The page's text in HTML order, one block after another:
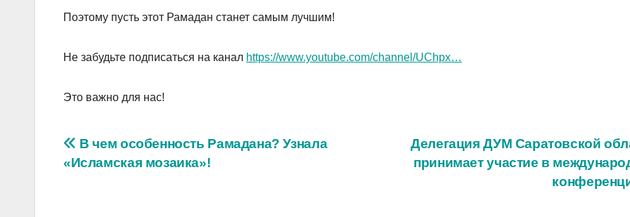
Поэтому пусть этот Рамадан станет самым лучшим!
Не забудьте подписаться на канал https://www.youtube.com/channel/UChpx…​
Это важно для нас!
Навигация
Делегация ДУМ Саратовской
принимает участие в
В чем особенность Рамадана? Узнала
«Исламская мозаика»!